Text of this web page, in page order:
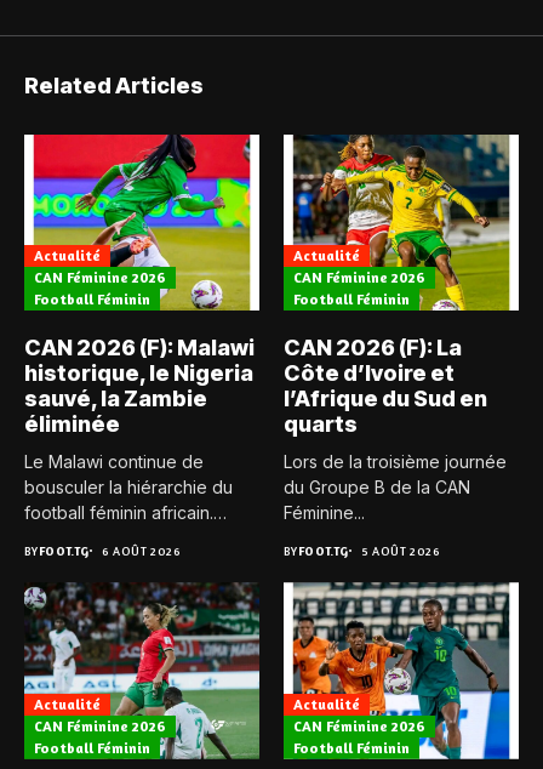
Related Articles
Actualité
CAN Féminine 2026
Football Féminin
CAN 2026 (F): Malawi
historique, le Nigeria
sauvé, la Zambie
éliminée
Le Malawi continue de
bousculer la hiérarchie du
football féminin africain.
BYFOOT.TG 6 AOÛT 2026
Actualité
CAN Féminine 2026
Football Féminin
CAN 2026 (F): La
Côte d’Ivoire et
l’Afrique du Sud en
quarts
Lors de la troisième journée
du Groupe B de la CAN
Féminine...
BYFOOT.TG 5 AOÛT 2026
Actualité
CAN Féminine 2026
Football Féminin
Actualité
CAN Féminine 2026
Football Féminin